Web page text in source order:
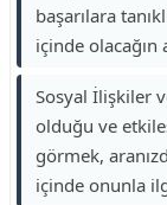
başarılara
içinde olacağın
Sosyal İlişkiler
olduğu ve
görmek,
içinde onunla